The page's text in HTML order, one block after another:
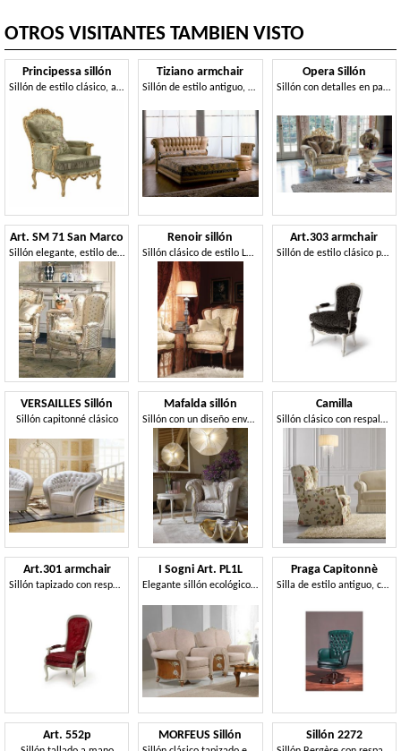
OTROS VISITANTES TAMBIEN VISTO
Principessa sillón
Sillón de estilo clásico, acabado dorado
Tiziano armchair
Sillón de estilo antiguo, abotonada, muebles clásicos
Opera Sillón
Sillón con detalles en pan de oro
Art. SM 71 San Marco
Sillón elegante, estilo del siglo XVIII , para hotel
Renoir sillón
Sillón clásico de estilo Luis XV.
Art.303 armchair
Sillón de estilo clásico para salas de estar y hoteles
VERSAILLES Sillón
Sillón capitonné clásico
Mafalda sillón
Sillón con un diseño envolvente
Camilla
Sillón clásico con respaldo alto
Art.301 armchair
Sillón tapizado con respaldo alto, de estilo clásico
I Sogni Art. PL1L
Elegante sillón ecológico de trampas, con decoraciones florales
Praga Capitonnè
Silla de estilo antiguo, cuero verde, para el prestigioso oficina
Art. 552p MORFEUS Sillón Sillón 2272